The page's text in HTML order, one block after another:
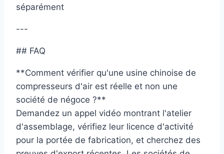
séparément
---
## FAQ
**Comment vérifier qu'une usine chinoise de
compresseurs d'air est réelle et non une
société de négoce ?**
Demandez un appel vidéo montrant l'atelier
d'assemblage, vérifiez leur licence d'activité
pour la portée de fabrication, et cherchez des